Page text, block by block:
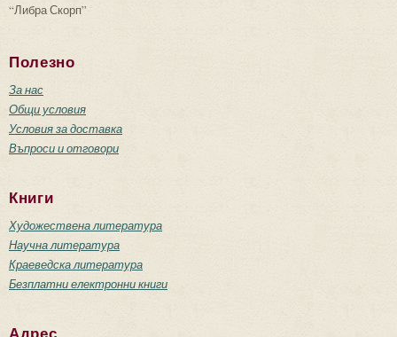
“Либра Скорп”
Полезно
За нас
Общи условия
Условия за доставка
Въпроси и отговори
Книги
Художествена литература
Научна литература
Краеведска литература
Безплатни електронни книги